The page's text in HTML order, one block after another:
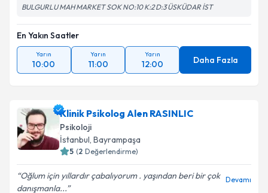
BULGURLU MAH MARKET SOK NO:10 K:2 D:3 ÜSKÜDAR İST
En Yakın Saatler
Yarın
10:00
Yarın
11:00
Yarın
12:00 Daha Fazla
Klinik Psikolog Alen RASINLIC
Psikoloji
İstanbul, Bayrampaşa
5 (2 Değerlendirme)
Oğlum için yıllardır çabalıyorum . yaşından beri bir çok
danışmanla...
Devamı